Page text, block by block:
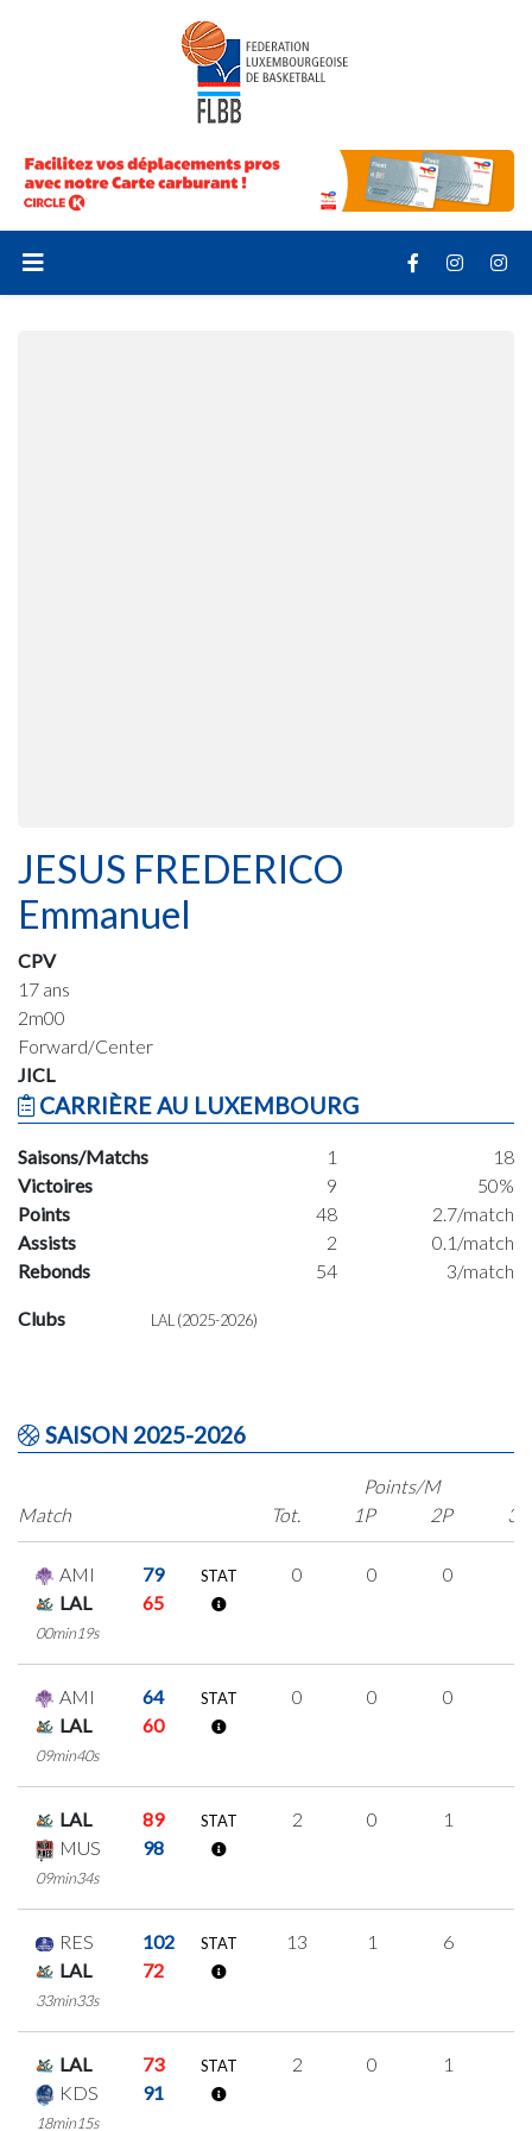
JESUS FREDERICO
Emmanuel
CPV
17 ans
2m00
Forward/Center
JICL
CARRIÈRE AU LUXEMBOURG
Saisons/Matchs 1
18
Victoires
9
50%
Points
48
2.7/match
Assists
2
0.1/match
Rebonds
54 3/match
Clubs LAL (2025-2026)
SAISON 2025-2026
Match
Points/M
Tot.
1P 2P 3P
AMI
79
LAL
65
00min19s
STAT 0 0 0
AMI
64
LAL
60
09min40s
STAT 0 0 0
LAL
89
MUS
98
09min34s
STAT 2 0 1
RES
102
LAL
72
33min33s
STAT 13 1 6
LAL
73
KDS
91
18min15s
STAT 2 0 1